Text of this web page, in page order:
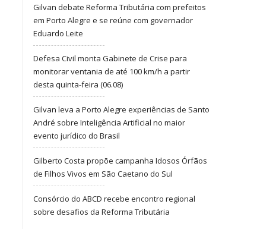
Gilvan debate Reforma Tributária com prefeitos
em Porto Alegre e se reúne com governador
Eduardo Leite
Defesa Civil monta Gabinete de Crise para
monitorar ventania de até 100 km/h a partir
desta quinta-feira (06.08)
Gilvan leva a Porto Alegre experiências de Santo
André sobre Inteligência Artificial no maior
evento jurídico do Brasil
Gilberto Costa propõe campanha Idosos Órfãos
de Filhos Vivos em São Caetano do Sul
Consórcio do ABCD recebe encontro regional
sobre desafios da Reforma Tributária